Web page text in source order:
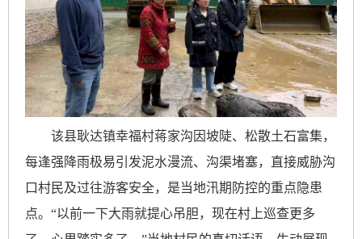
该县耿达镇幸福村蒋家沟因坡陡、松散土石富集，
每逢强降雨极易引发泥水漫流、沟渠堵塞，直接威胁沟
口村民及过往游客安全，是当地汛期防控的重点隐患
点。 “以前一下大雨就提心吊胆，现在村上巡查更多